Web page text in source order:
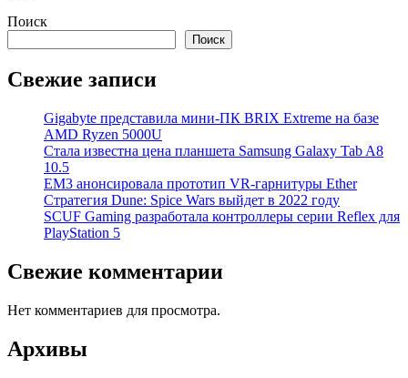
Поиск
Поиск
Свежие записи
Gigabyte представила мини-ПК BRIX Extreme на базе
AMD Ryzen 5000U
Стала известна цена планшета Samsung Galaxy Tab A8
10.5
EM3 анонсировала прототип VR-гарнитуры Ether
Стратегия Dune: Spice Wars выйдет в 2022 году
SCUF Gaming разработала контроллеры серии Reflex для
PlayStation 5
Свежие комментарии
Нет комментариев для просмотра.
Архивы